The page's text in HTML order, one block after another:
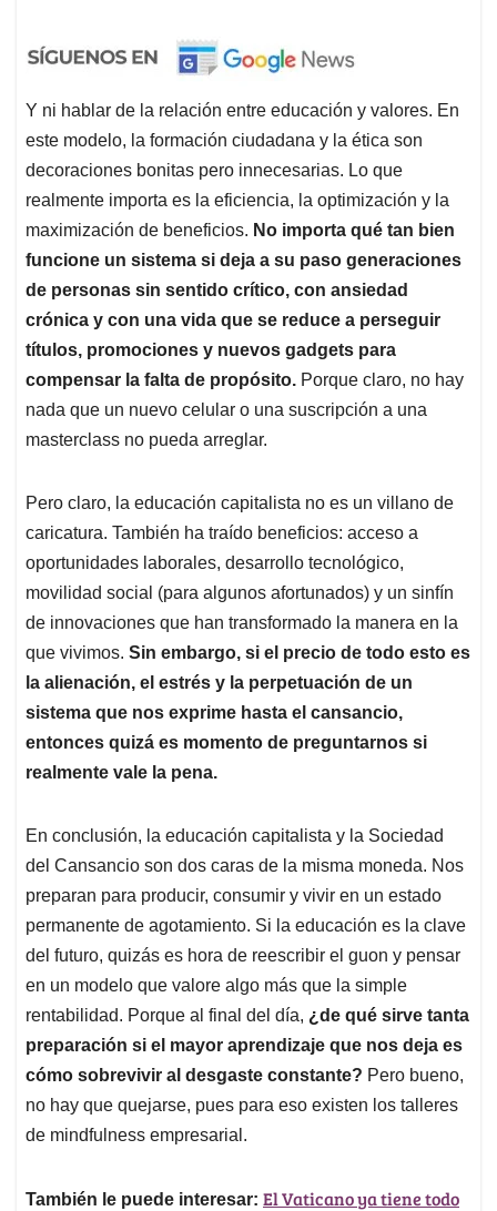
Y ni hablar de la relación entre educación y valores. En
este modelo, la formación ciudadana y la ética son
decoraciones bonitas pero innecesarias. Lo que
realmente importa es la eficiencia, la optimización y la
maximización de beneficios. No importa qué tan bien
funcione un sistema si deja a su paso generaciones
de personas sin sentido crítico, con ansiedad
crónica y con una vida que se reduce a perseguir
títulos, promociones y nuevos gadgets para
compensar la falta de propósito. Porque claro, no hay
nada que un nuevo celular o una suscripción a una
masterclass no pueda arreglar.
Pero claro, la educación capitalista no es un villano de
caricatura. También ha traído beneficios: acceso a
oportunidades laborales, desarrollo tecnológico,
movilidad social (para algunos afortunados) y un sinfín
de innovaciones que han transformado la manera en la
que vivimos. Sin embargo, si el precio de todo esto es
la alienación, el estrés y la perpetuación de un
sistema que nos exprime hasta el cansancio,
entonces quizá es momento de preguntarnos si
realmente vale la pena.
En conclusión, la educación capitalista y la Sociedad
del Cansancio son dos caras de la misma moneda. Nos
preparan para producir, consumir y vivir en un estado
permanente de agotamiento. Si la educación es la clave
del futuro, quizás es hora de reescribir el guon y pensar
en un modelo que valore algo más que la simple
rentabilidad. Porque al final del día, ¿de qué sirve tanta
preparación si el mayor aprendizaje que nos deja es
cómo sobrevivir al desgaste constante? Pero bueno,
no hay que quejarse, pues para eso existen los talleres
de mindfulness empresarial.
También le puede interesar: El Vaticano ya tiene todo